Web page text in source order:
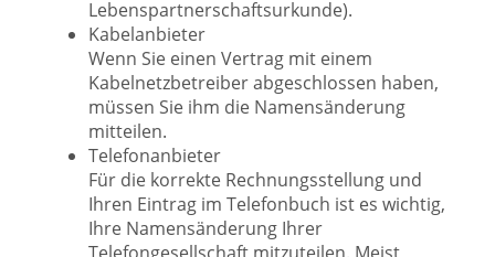
Lebenspartnerschaftsurkunde).
Kabelanbieter
Wenn Sie einen Vertrag mit einem
Kabelnetzbetreiber abgeschlossen haben,
müssen Sie ihm die Namensänderung
mitteilen.
Telefonanbieter
Für die korrekte Rechnungsstellung und
Ihren Eintrag im Telefonbuch ist es wichtig,
Ihre Namensänderung Ihrer